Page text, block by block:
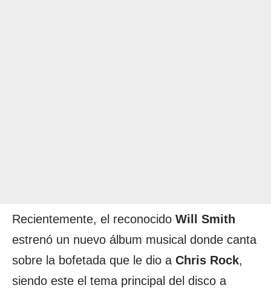
Recientemente, el reconocido Will Smith
estrenó un nuevo álbum musical donde canta
sobre la bofetada que le dio a Chris Rock,
siendo este el tema principal del disco a